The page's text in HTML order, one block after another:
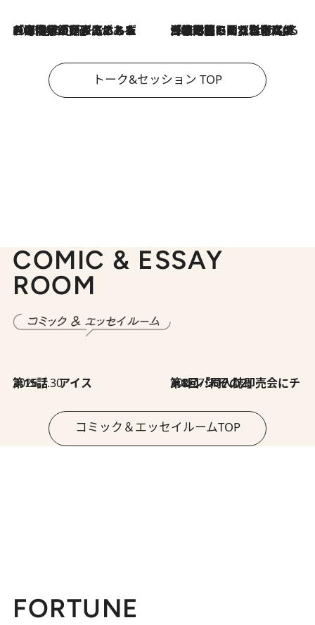
2026.8.3
「今後値上げがあるとすれば…」「リスクがあるのは今年の冬」エネルギー専門家が語る、ホルムズ海峡封鎖が家庭にもたらす“ある心配” 2026.8.3
「住宅建てられない…」「サーチャージ料の高値が続いている」ホルムズ海峡封鎖による影響はいつまで続く？《エネルギー専門家に聞く“どうなる日本の暮らし”》
トーク&セッション TOP
COMIC & ESSAY
ROOM
2026.7.30
第15話 アイス 2026.7.30
第8回「同人誌即売会にチャレンジ その2」
コミック＆エッセイルームTOP
FORTUNE